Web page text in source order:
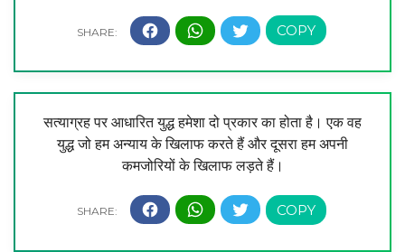
सत्याग्रह पर आधारित युद्ध हमेशा दो प्रकार का होता है। एक वह
युद्ध जो हम अन्याय के खिलाफ करते हैं और दूसरा हम अपनी
कमजोरियों के खिलाफ लड़ते हैं।